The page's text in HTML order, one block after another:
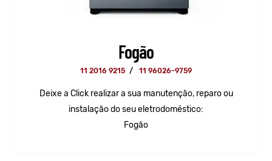
Fogão
11 2016 9215 / 11 96026-9759
Deixe a Click realizar a sua manutenção, reparo ou
instalação do seu eletrodoméstico:
Fogão